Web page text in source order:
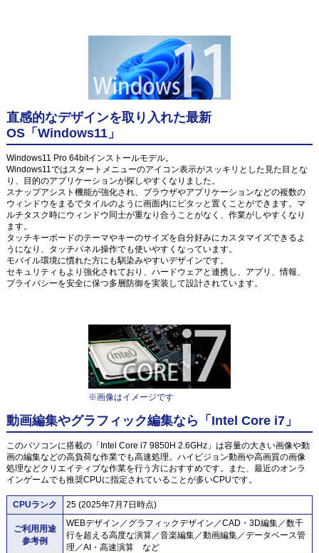
直感的なデザインを取り入れた最新
OS「Windows11」
Windows11 Pro 64bitインストールモデル。
Windows11ではスタートメニューのアイコン表示がスッキリとした見た目とな
り、目的のアプリケーションが探しやすくなりました。
スナップアシスト機能が強化され、ブラウザやアプリケーションなどの複数の
ウィンドウをまるでタイルのように画面内にピタッと置くことができます。マ
ルチタスク時にウィンドウ同士が重なり合うことがなく、作業がしやすくなり
ます。
タッチキーボードのテーマやキーのサイズを自分好みにカスタマイズできるよ
うになり、タッチパネル操作でも使いやすくなっています。
モバイル環境に慣れた方にも馴染みやすいデザインです。
セキュリティもより強化されており、ハードウェアと連携し、アプリ、情報、
プライバシーを安全に保つ多層防御を実装して設計されています。
※画像はイメージです
動画編集やグラフィック編集なら「Intel Core i7」
このパソコンに搭載の「Intel Core i7 9850H 2.6GHz」は容量の大きい画像や動
画の編集などの高負荷な作業でも高速処理。ハイビジョン動画や高画質の画像
処理などクリエイティブな作業を行う方におすすめです。また、最近のオンラ
インゲームでも推奨CPUに指定されていることが多いCPUです。
CPUランク 25 (2025年7月7日時点)
ご利用用途
参考例
WEBデザイン／グラフィックデザイン／CAD・3D編集／数千
行を超える高度な演算／音楽編集／動画編集／データベース管
理／AI・高速演算 など